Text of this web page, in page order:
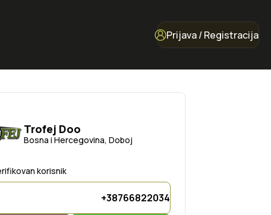
Prijava / Registracija
Trofej Doo
Bosna i Hercegovina, Doboj
korisnik
+38766822034